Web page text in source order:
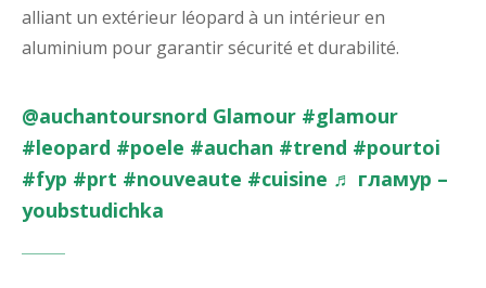
alliant un extérieur léopard à un intérieur en
aluminium pour garantir sécurité et durabilité.
@auchantoursnord Glamour #glamour
#leopard #poele #auchan #trend #pourtoi
#fyp #prt #nouveaute #cuisine ♬ гламур –
youbstudichka